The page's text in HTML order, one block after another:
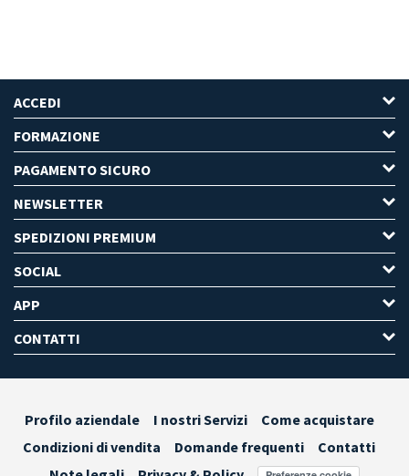
ACCEDI
FORMAZIONE
PAGAMENTO SICURO
NEWSLETTER
SPEDIZIONI PREMIUM
SOCIAL
APP
CONTATTI
Profilo aziendale I nostri Servizi
Come acquistare
Condizioni di vendita
Domande frequenti
Contatti